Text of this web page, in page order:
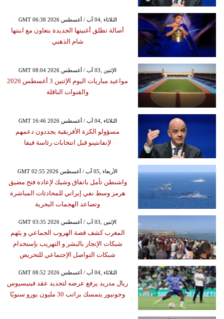
GMT 06:38 2026 الثلاثاء ,04 آب / أغسطس
أصالة تطلق أغنيتها الجديدة بتعاون مع ابنتها
شام الذهبي
GMT 08:04 2026 الإثنين ,03 آب / أغسطس
مواعيد مباريات اليوم الإثنين 3 أغسطس 2026
والقنوات الناقلة
GMT 16:46 2026 الثلاثاء ,04 آب / أغسطس
مسؤولو الكرة الأفريقية يجددون دعمهم
لإنفانتينو قبل انتخابات رئاسة فيفا
GMT 02:55 2026 الأربعاء ,05 آب / أغسطس
واشنطن تأمل باتفاق وشيك لإعادة فتح مضيق
هرمز وسط نفي إيراني للمحادثات المباشرة
وتصاعد الهجمات البحرية
GMT 03:35 2026 الإثنين ,03 آب / أغسطس
المغرب كشف قصة الهروب الجماعي و يتَهم
شبكات الإتجار بالبشر و التهريب بإستخدام
شبكات التواصل الإجتماعي للتحريض
GMT 08:52 2026 الثلاثاء ,04 آب / أغسطس
ريال مدريد يرفع عرضه لتجديد عقد فينيسيوس
وجونيور يتمسك براتب 30 مليون يورو سنويًا